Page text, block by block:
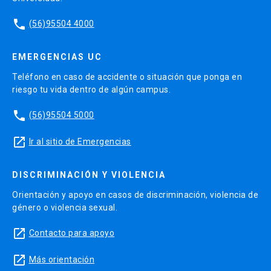
phone (56)95504 4000
EMERGENCIAS UC
Teléfono en caso de accidente o situación que ponga en
riesgo tu vida dentro de algún campus.
phone (56)95504 5000
launch Ir al sitio de Emergencias
DISCRIMINACIÓN Y VIOLENCIA
Orientación y apoyo en casos de discriminación, violencia de
género o violencia sexual.
launch Contacto para apoyo
launch Más orientación